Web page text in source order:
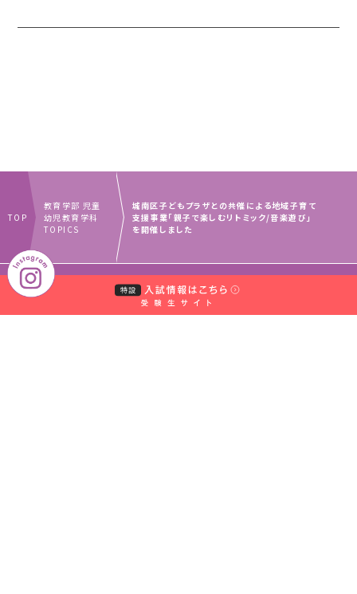
TOP
教育学部 児童
幼児教育学科
TOPICS
城南区子どもプラザとの共催による地域子育て
支援事業「親子で楽しむリトミック/音楽遊び」
を開催しました
中村学園グループ ｜ 教員・事務職員募集 ｜